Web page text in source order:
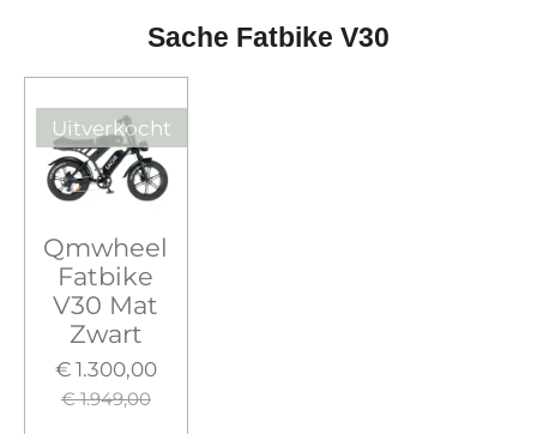
Sache Fatbike V30
Uitverkocht
Qmwheel
Fatbike
V30 Mat
Zwart
€ 1.300,00
€ 1.949,00